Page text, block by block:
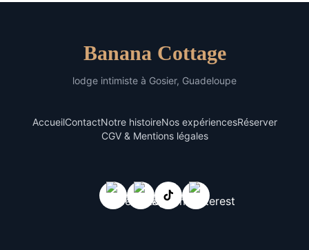
Banana Cottage
lodge intimiste à Gosier, Guadeloupe
AccueilContactNotre histoireNos expériencesRéserver
CGV & Mentions légales